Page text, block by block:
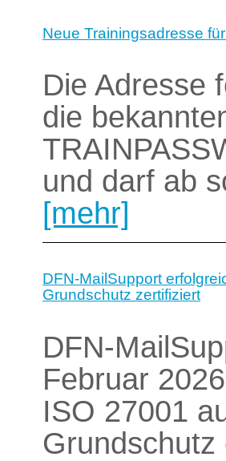
Neue Trainingsadresse
Die Adresse
die
und darf ab
[mehr]
DFN-MailSupport
Grundschutz zertifiziert
DFN-
Februar
ISO 27001